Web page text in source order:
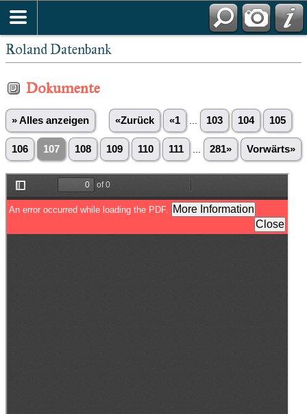
Roland Datenbank
Dokumente
» Alles anzeigen «Zurück «1 103 104 105
106 107 108 109 110 111 281» Vorwärts»